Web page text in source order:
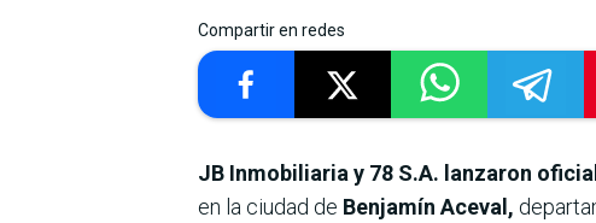
Compartir en redes
JB Inmobiliaria y 78 S.A. lanzaron
en la ciudad de Benjamín Aceval,